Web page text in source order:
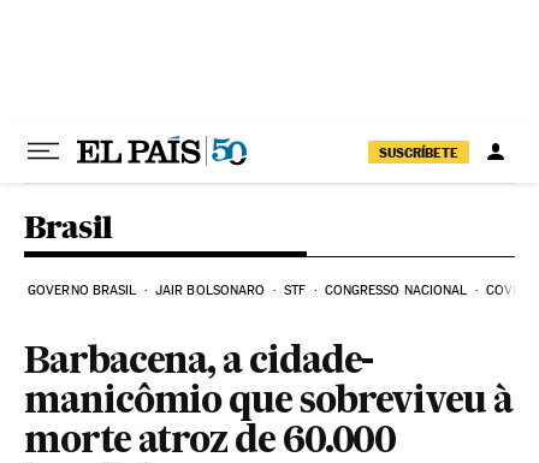
SUSCRÍBETE
Brasil
GOVERNO BRASIL JAIR BOLSONARO STF CONGRESSO NACIONAL COVID-
Barbacena, a cidade-
manicômio que sobreviveu à
morte atroz de 60.000